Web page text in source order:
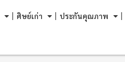
ศิษย์เก่า ประกันคุณภาพ